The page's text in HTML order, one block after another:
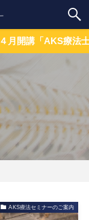
講「AKS療法士」
AKS療法セミナーのご案内